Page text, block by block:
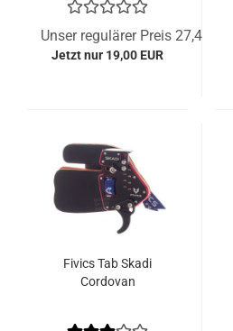
Unser regulärer Preis 27,41 EUR
Jetzt nur 19,00 EUR
Fivics Tab Skadi
Cordovan